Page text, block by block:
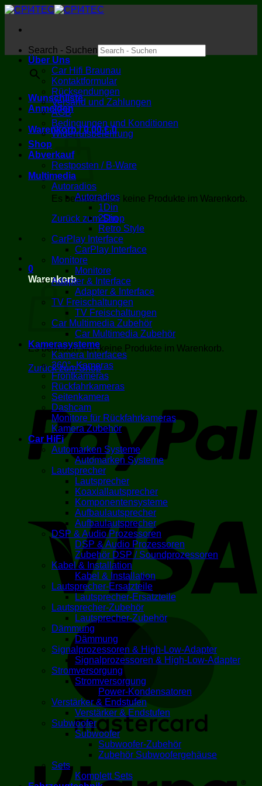
Zum
springen
Search - Suchen
×
Wunschliste
Anmelden
Warenkorb /0,00€ 0
Es befinden sich keine Produkte im Warenkorb.
Zurück zum Shop
0
Warenkorb
Es befinden sich keine Produkte im Warenkorb.
Zurück zum Shop
Über Uns
Car Hifi Braunau
Kontaktformular
Rücksendungen
Versand und Zahlungen
AGB
Bedingungen und Konditionen
Widerrufsbelehrung
Shop
Abverkauf
Restposten / B-Ware
Multimedia
Autoradios
Autoradios
1Din
2Din
Retro Style
CarPlay Interface
CarPlay Interface
Monitore
Monitore
Adapter & Interface
Adapter & Interface
TV Freischaltungen
TV Freischaltungen
Car Multimedia Zubehör
Car Multimedia Zubehör
Kamerasysteme
Kamera Interfaces
360°- Kameras
Frontkameras
Rückfahrkameras
Seitenkamera
Dashcam
Monitore für Rückfahrkameras
Kamera Zubehör
Car HiFi
Automarken Systeme
Automarken Systeme
Lautsprecher
Lautsprecher
Koaxiallautsprecher
Komponentensysteme
Aufbaulautsprecher
Aufbaulautsprecher
DSP & Audio Prozessoren
DSP & Audio Prozessoren
Zubehör DSP / Soundprozessoren
Kabel & Installation
Kabel & Installation
Lautsprecher-Ersatzteile
Lautsprecher-Ersatzteile
Lautsprecher-Zubehör
Lautsprecher-Zubehör
Dämmung
Dämmung
Signalprozessoren & High-Low-Adapter
Signalprozessoren & High-Low-Adapter
Stromversorgung
Stromversorgung
Power-Kondensatoren
Verstärker & Endstufen
Verstärker & Endstufen
Subwoofer
Subwoofer
Subwoofer-Zubehör
Zubehör Subwoofergehäuse
Sets
Komplett Sets